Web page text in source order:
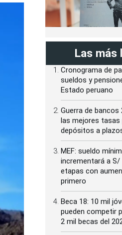
Las más
Cronograma de
sueldos y
Estado peruano
Guerra de bancos
las mejores tasas
depósitos a
MEF: sueldo
incrementará a S/
etapas con
primero
Beca 18: 10 mil
pueden competir
2 mil becas del